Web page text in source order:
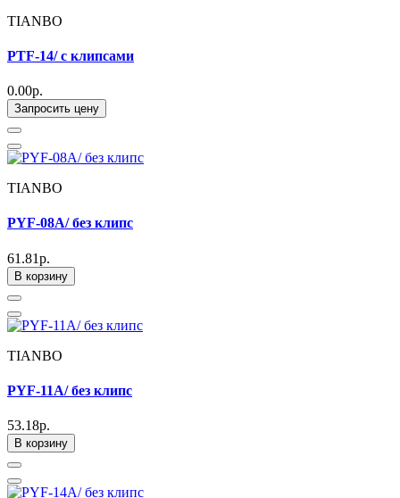
TIANBO
PTF-14/ с клипсами
0.00р.
Запросить цену
TIANBO
PYF-08A/ без клипс
61.81р.
В корзину
TIANBO
PYF-11A/ без клипс
53.18р.
В корзину